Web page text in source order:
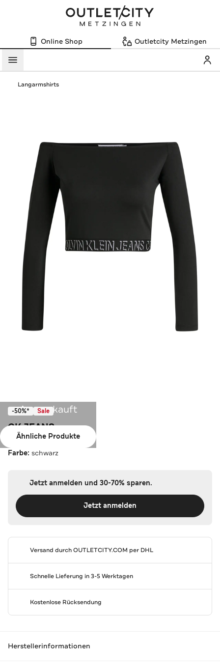
Online Shop Outletcity Metzingen
Menü
Langarmshirts
Ausverkauft
Ähnliche Produkte
-50%* Sale
CK JEANS
Longsleeve schwarz
Farbe: schwarz
Jetzt anmelden und 30-70% sparen.
Jetzt anmelden
Versand durchOUTLETCITY.COM per DHL
Schnelle Lieferung in 3-5 Werktagen
Kostenlose Rücksendung
Herstellerinformationen